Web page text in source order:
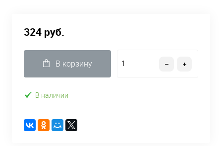
324 руб.
В корзину
В наличии